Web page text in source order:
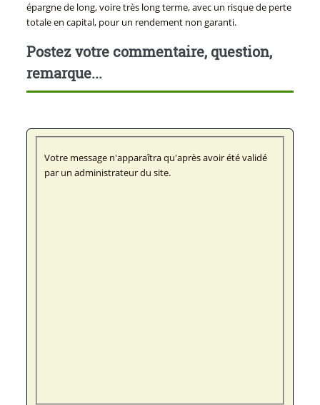
épargne de long, voire très long terme, avec un risque de perte
totale en capital, pour un rendement non garanti.
Postez votre commentaire, question,
remarque...
Votre message n'apparaîtra qu'après avoir été validé
par un administrateur du site.